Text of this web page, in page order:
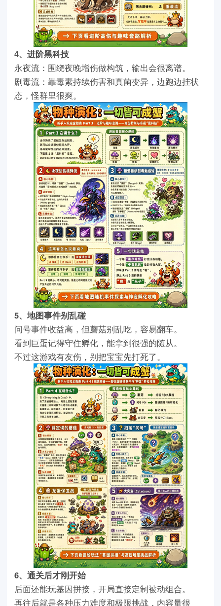
4、进阶黑科技
永夜流：围绕夜晚增伤做构筑，输出会很离谱。
剧毒流：靠毒素持续伤害和真菌变异，边跑边挂状
态，怪群里很爽。
5、地图事件别乱碰
问号事件收益高，但蘑菇别乱吃，容易翻车。
看到巨蛋记得守住孵化，能拿到很强的随从。
不过这游戏有友伤，别把宝宝先打死了。
6、通关后才刚开始
后面还能玩基因拼接，开局直接定制被动组合。
再往后就是各种压力难度和极限挑战，内容量很